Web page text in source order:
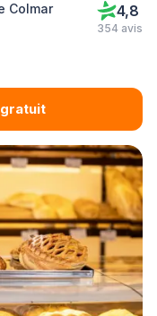
Colmar
4,8
354 avis